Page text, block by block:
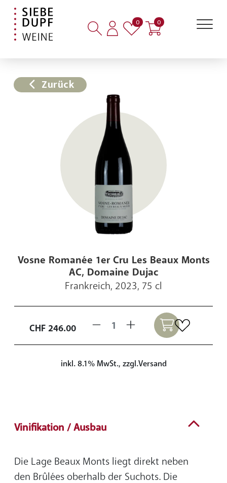
0Artikel auf der Merkliste
0Artikel im Warenkorb
Zurück
Vosne Romanée 1er Cru Les Beaux Monts
AC, Domaine Dujac
Frankreich, 2023, 75 cl
CHF 246.00
inkl. 8.1% MwSt., zzgl.Versand
Vinifikation / Ausbau
Die Lage Beaux Monts liegt direkt neben
den Brûlées oberhalb der Suchots. Die